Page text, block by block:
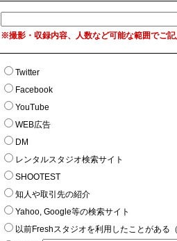
※撮影・収録内容、人数など可能な範囲でご記
Twitter
Facebook
YouTube
WEB広告
DM
レンタルスタジオ検索サイト
SHOOTEST
知人や取引先の紹介
Yahoo, Google等の検索サイト
以前Freshスタジオを利用したことがある